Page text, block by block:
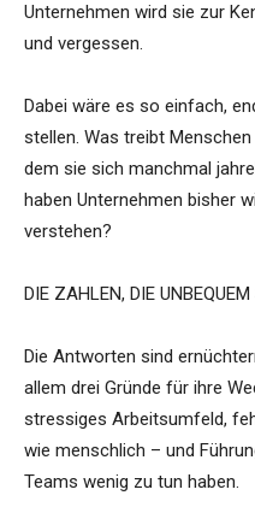
Unternehmen wird sie zur
und vergessen.
Dabei wäre es so einfach,
stellen. Was treibt
dem sie sich manchmal
haben Unternehmen bisher
verstehen?
DIE ZAHLEN, DIE UNBEQUEM
Die Antworten sind
allem drei Gründe für ihre
stressiges Arbeitsumfeld,
wie menschlich – und
Teams wenig zu tun haben.